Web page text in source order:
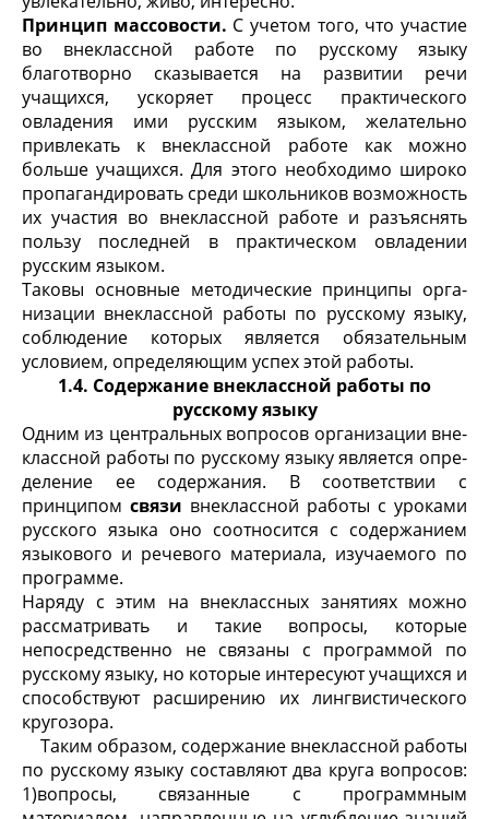
Принцип массовости. С учетом того, что участие
во внеклассной работе по русскому языку
благотворно сказывается на развитии речи
учащихся, ускоряет процесс практического
овладения ими русским язы­ком, желательно
привлекать к внеклассной работе как можно
больше учащихся. Для этого необходимо широко
пропагандировать среди школьников возмож­ность
их участия во внеклассной работе и разъяснять
пользу последней в практическом овладении
русским языком.
Таковы основные методические принципы орга­
низации внеклассной работы по русскому языку,
соблюдение которых является обязательным
условием, определяющим успех этой работы.
1.4. Содержание внеклассной работы по
русскому языку
Одним из центральных вопросов организации вне­
классной работы по русскому языку является опре­
деление ее содержания. В соответствии с
принципом связи внеклассной работы с уроками
русского языка оно соотносится с содержанием
языкового и речевого материала, из­учаемого по
программе.
Наряду с этим на внеклассных занятиях можно
рассматривать и такие вопросы, которые
непосред­ственно не связаны с программой по
русскому языку, но которые интересуют учащихся и
способствуют расширению их лингвистического
кругозора.
Таким образом, содержание внеклассной работы
по русскому языку составляют два круга вопросов:
1)вопросы, связанные с программным